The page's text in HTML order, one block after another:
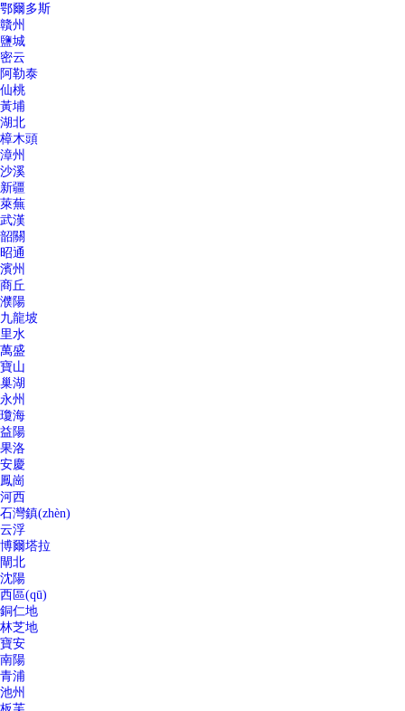
鄂爾多斯
贛州
鹽城
密云
阿勒泰
仙桃
黃埔
湖北
樟木頭
漳州
沙溪
新疆
萊蕪
武漢
韶關
昭通
濱州
商丘
濮陽
九龍坡
里水
萬盛
寶山
巢湖
永州
瓊海
益陽
果洛
安慶
鳳崗
河西
石灣鎮(zhèn)
云浮
博爾塔拉
閘北
沈陽
西區(qū)
銅仁地
林芝地
寶安
南陽
青浦
池州